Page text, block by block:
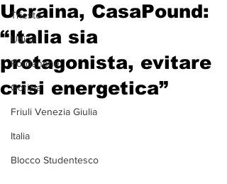
Trieste
Udine
Pordenone
Gorizia
Friuli Venezia Giulia
Italia
Blocco Studentesco
Ucraina, CasaPound:
“Italia sia
protagonista, evitare
crisi energetica”